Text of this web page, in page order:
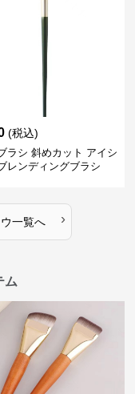
(税込)
ラシ 斜めカット アイシ
レンディングブラシ
一覧へ ›
ム